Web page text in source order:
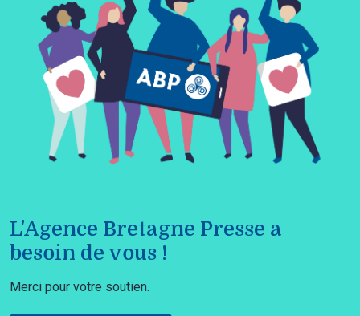
L'Agence Bretagne Presse a
besoin de vous !
Merci pour votre soutien.